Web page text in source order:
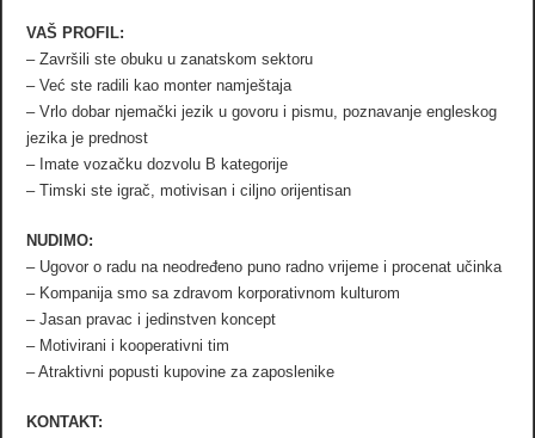
VAŠ PROFIL:
– Završili ste obuku u zanatskom sektoru
– Već ste radili kao monter namještaja
– Vrlo dobar njemački jezik u govoru i pismu, poznavanje engleskog
jezika je prednost
– Imate vozačku dozvolu B kategorije
– Timski ste igrač, motivisan i ciljno orijentisan
NUDIMO:
– Ugovor o radu na neodređeno puno radno vrijeme i procenat učinka
– Kompanija smo sa zdravom korporativnom kulturom
– Jasan pravac i jedinstven koncept
– Motivirani i kooperativni tim
– Atraktivni popusti kupovine za zaposlenike
KONTAKT: